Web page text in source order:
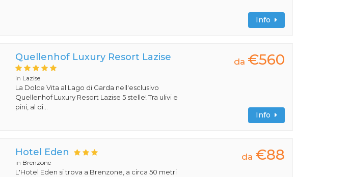
Info
Quellenhof Luxury Resort Lazise
in Lazise
La Dolce Vita al Lago di Garda nell'esclusivo
Quellenhof Luxury Resort Lazise 5 stelle! Tra ulivi e
pini, al di...
da €560
Info
Hotel Eden
in Brenzone
L'Hotel Eden si trova a Brenzone, a circa 50 metri
da €88